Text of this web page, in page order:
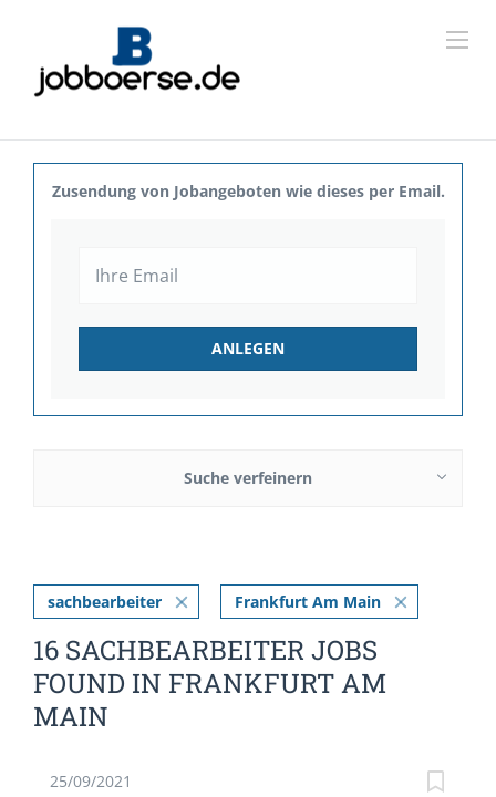
Zusendung von Jobangeboten wie dieses per Email.
Suche verfeinern
sachbearbeiter Frankfurt Am Main
16 SACHBEARBEITER JOBS
FOUND IN FRANKFURT AM
MAIN
25/09/2021